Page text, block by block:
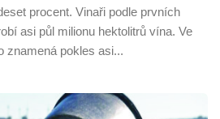
procent. Vinaři podle prvních
asi půl milionu hektolitrů vína. Ve
znamená pokles asi...